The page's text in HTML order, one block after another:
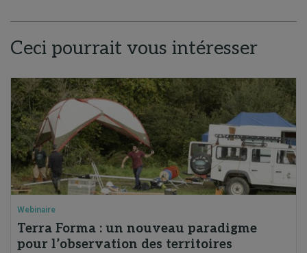
Ceci pourrait vous intéresser
Webinaire
Terra Forma : un nouveau paradigme
pour l’observation des territoires